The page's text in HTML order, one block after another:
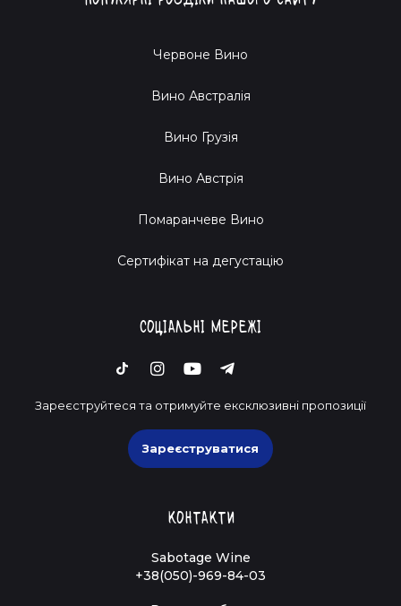
Червоне Вино
Вино Австралія
Вино Грузія
Вино Австрія
Помаранчеве Вино
Cертифікат на дегустацію
Соціальні мережі
Зареєструйтеся та отримуйте ексклюзивні пропозиції
Зареєструватися
Контакти
Sabotage Wine
+38(050)-969-84-03